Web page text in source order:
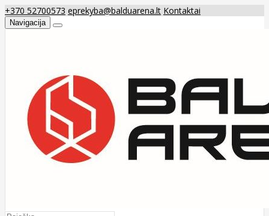
+370 52700573 eprekyba@balduarena.lt Kontaktai
Navigacija